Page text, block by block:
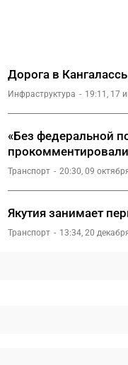
Дорога в
Инфраструктура 19:11, 17
«Без федеральной
Транспорт 20:30, 09
Якутия занимает
Транспорт 13:34, 20